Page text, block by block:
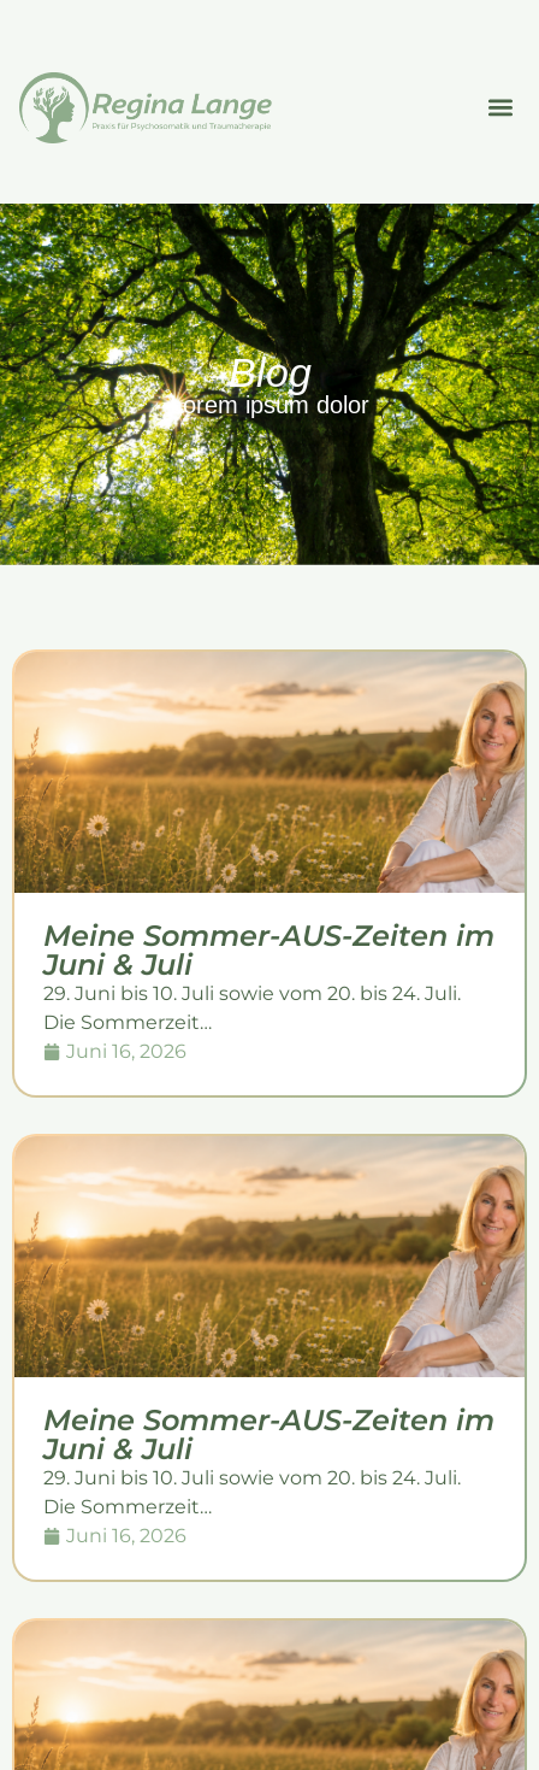
Blog
Lorem ipsum dolor
Meine Sommer-AUS-Zeiten im
Juni & Juli
29. Juni bis 10. Juli sowie vom 20. bis 24. Juli.
Die Sommerzeit…
Juni 16, 2026
Meine Sommer-AUS-Zeiten im
Juni & Juli
29. Juni bis 10. Juli sowie vom 20. bis 24. Juli.
Die Sommerzeit…
Juni 16, 2026